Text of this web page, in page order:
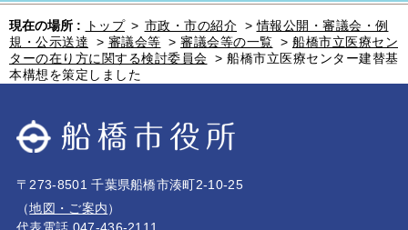
現在の場所 : トップ > 市政・市の紹介 >情報公開・審議会・例
規・公示送達
> 審議会等 > 審議会等の一覧 > 船橋市立医療セン
ターの在り方に関する検討委員会 > 船橋市立医療センター建替基
本構想を策定しました
〒273-8501 千葉県船橋市湊町2-10-25
（地図・ご案内）
代表電話 047-436-2111